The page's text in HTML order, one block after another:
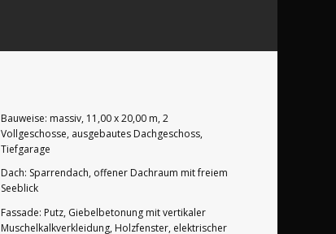
Bauweise: massiv, 11,00 x 20,00 m, 2
Vollgeschosse, ausgebautes Dachgeschoss,
Tiefgarage
Dach: Sparrendach, offener Dachraum mit freiem
Seeblick
Fassade: Putz, Giebelbetonung mit vertikaler
Muschelkalkverkleidung, Holzfenster, elektrischer